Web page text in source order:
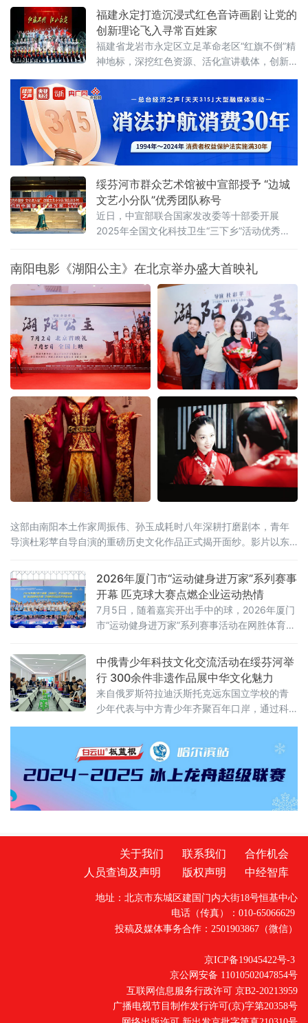
旅游厅负责同志出席活动并致辞。文化和旅游
部产业发展司负责同志表示，本次项目对接活
动聚焦存量提质增效，坚持市场导向、创意赋
能的发展思路，通过业态升级、场景再造、功
能重塑、运营创新，深挖地域特色，以金融为
文化和旅游产业发展注入持久动能。
福建永定打造沉浸式红色音诗画剧 让党的
创新理论飞入寻常百姓家
福建省龙岩市永定区立足革命老区“红旗不倒”精
神地标，深挖红色资源、活化宣讲载体，创新
把理论课堂搬上舞台、把道理阐释融入故事，
探索出一条文艺化、场景化、大众化、常态化
的理论宣讲新路径，让党的创新理论真正飞入
寻常百姓家，为推动永定高质量发展凝心聚力
绥芬河市群众艺术馆被中宣部授予 “边城
文艺小分队”优秀团队称号
近日，中宣部联合国家发改委等十部委开展
2025年全国文化科技卫生“三下乡”活动优秀团
优秀团队、100名个人为服务标兵。绥芬河市群
众艺术馆“边城文艺小分队”被评选为优秀团队。
南阳电影《湖阳公主》在北京举办盛大首映礼
这部由南阳本土作家周振伟、孙玉成耗时八年深耕打磨剧本，青年
导演杜彩苹自导自演的重磅历史文化作品正式揭开面纱。影片以东
地域文化为根基，融女性成长、家国情怀、道德坚守于一体，既是
回望两汉风骨的历史纪实，也是面向当代社会传递正向价值观的东
方文化寓言。从骄奢公主到苍生守护者大众固有
2026年厦门市“运动健身进万家”系列赛事
开幕 匹克球大赛点燃企业运动热情
7月5日，随着嘉宾开出手中的球，2026年厦门
市“运动健身进万家”系列赛事活动在网胜体育网
年厦门市工商联
中俄青少年科技文化交流活动在绥芬河举
行 300余件非遗作品展中华文化魅力
来自俄罗斯符拉迪沃斯托克远东国立学校的青
少年代表与中方青少年齐聚百年口岸，通过科
形式，展开了一场跨越国界的科技与文化对
话。
关于我们 联系我们
合作机会
人员查询及声明
版权声明 中经智库
地址：北京市东城区建国门内大街18号恒基中心
电话（传真）：010-65066629
投稿及媒体事务合作：2501903867（微信）
京ICP备19045422号-3
京公网安备 11010502047854号
互联网信息服务行政许可 京B2-20213959
广播电视节目制作发行许可(京)字第20358号